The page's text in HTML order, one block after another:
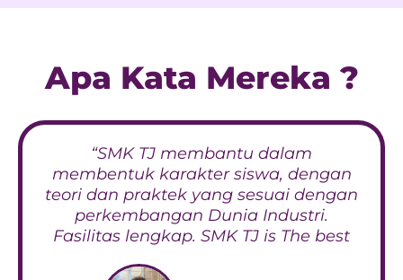
Apa Kata Mereka ?
“SMK TJ membantu dalam
membentuk karakter siswa, dengan
teori dan praktek yang sesuai dengan
perkembangan Dunia Industri.
Fasilitas lengkap. SMK TJ is The best